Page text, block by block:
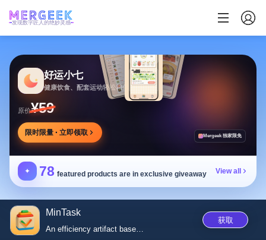
发现数字匠人的绝妙灵感
好运小七
健康饮食、配套运动轻松相伴
原价¥59
限时限量 · 立即领取 Mergeek 独家限免
✦ 78 featured products are in exclusive giveaway View all
MinTask
An efficiency artifact based o...
获取